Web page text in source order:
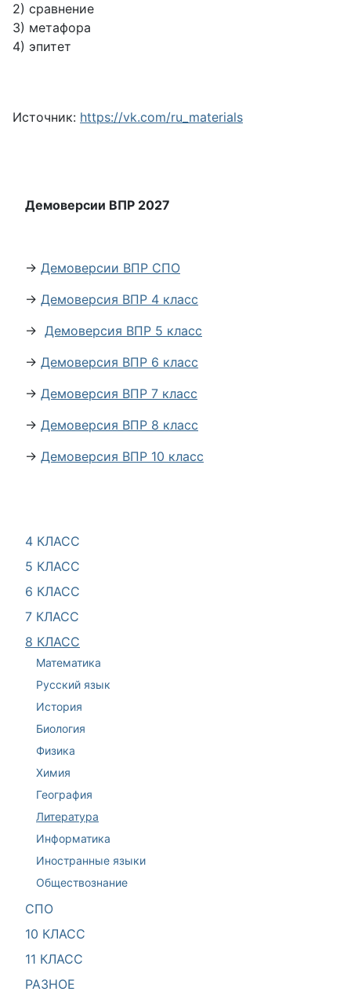
4 КЛАСС
5 КЛАСС
6 КЛАСС
7 КЛАСС
8 КЛАСС
Математика
Русский язык
История
Биология
Физика
Химия
География
Литература
Информатика
Иностранные языки
Обществознание
СПО
10 КЛАСС
11 КЛАСС
РАЗНОЕ
2) сравнение
3) метафора
4) эпитет
Источник: https://vk.com/ru_materials
Демоверсии ВПР 2027
→ Демоверсии ВПР СПО
→ Демоверсия ВПР 4 класс
→ Демоверсия ВПР 5 класс
→ Демоверсия ВПР 6 класс
→ Демоверсия ВПР 7 класс
→ Демоверсия ВПР 8 класс
→ Демоверсия ВПР 10 класс